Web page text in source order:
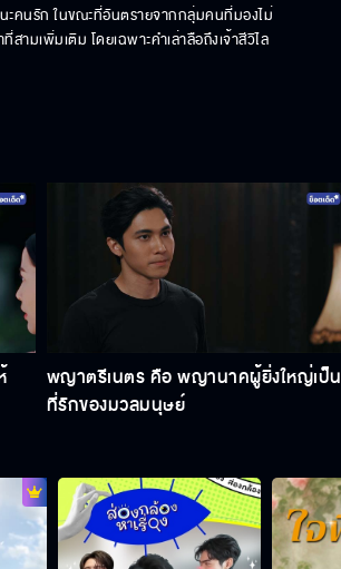
ะคนรัก ในขณะที่อันตรายจากกลุ่มคนที่มองไม่
ามเพิ่มเติม โดยเฉพาะคำเล่าลือถึงเจ้าสีวิไล
พญาตรีเนตร คือ พญานาคผู้ยิ่งใหญ่เป็น
ที่รักของมวลมนุษย์